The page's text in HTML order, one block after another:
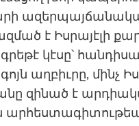
է Իսրայէլի
կէսը՝
աղբիւրը, մինչ
զինած է